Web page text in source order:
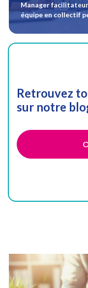
Manager
équipe en collectif
Retrouvez
sur notre